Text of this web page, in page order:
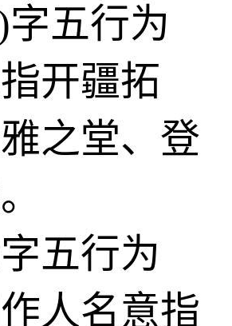
五行为
开疆拓
之堂、登
五行为
人名意指